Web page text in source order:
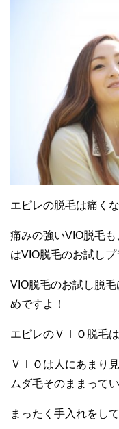
エピレの脱毛は痛く
痛みの強いVIO脱毛
はVIO脱毛のお試しプ
VIO脱毛のお試し脱
めですよ！
エピレのＶＩＯ脱毛
ＶＩＯは人にあまり
ムダ毛そのままって
まったく手入れをし